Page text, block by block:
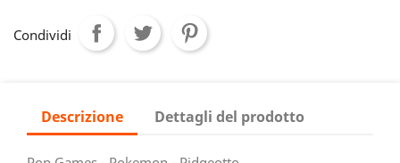
Condividi
Descrizione Dettagli del prodotto